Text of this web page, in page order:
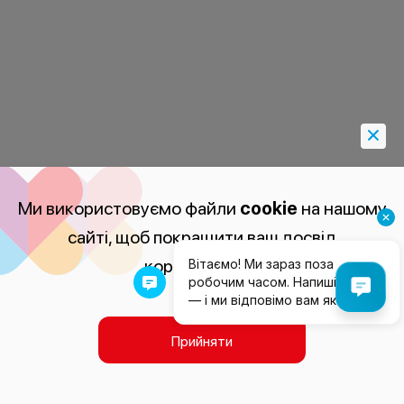
Ми використовуємо файли cookie на нашому
сайті, щоб покращити ваш досвід
користування.
Прийняти